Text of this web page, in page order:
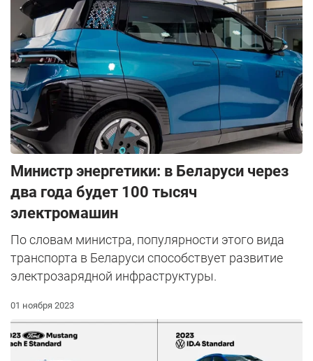
Министр энергетики: в Беларуси через
два года будет 100 тысяч
электромашин
По словам министра, популярности этого вида
транспорта в Беларуси способствует развитие
электрозарядной инфраструктуры.
01 ноября 2023